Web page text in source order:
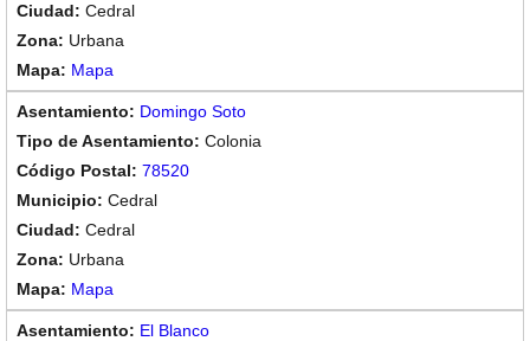
Cedral
Urbana
Mapa
Domingo Soto
Colonia
78520
Cedral
Cedral
Urbana
Mapa
El Blanco